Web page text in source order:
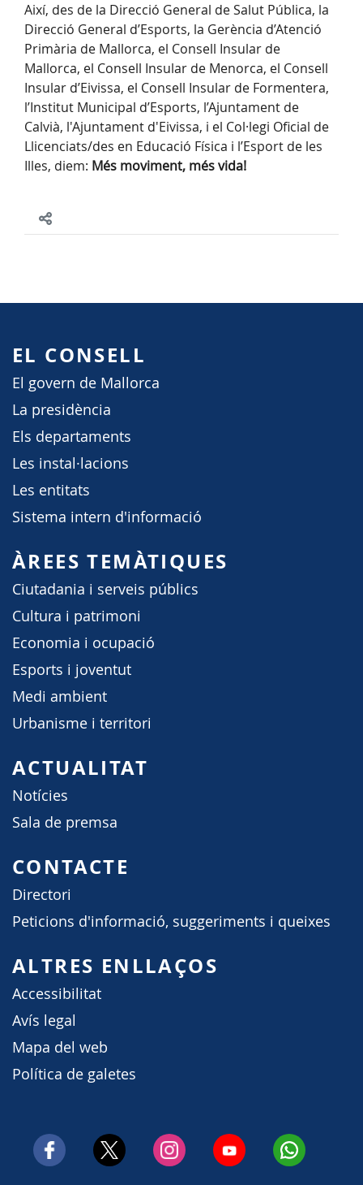
Així, des de la Direcció General de Salut Pública, la
Direcció General d’Esports, la Gerència d’Atenció
Primària de Mallorca, el Consell Insular de
Mallorca, el Consell Insular de Menorca, el Consell
Insular d’Eivissa, el Consell Insular de Formentera,
l’Institut Municipal d’Esports, l’Ajuntament de
Calvià, l'Ajuntament d'Eivissa, i el Col·legi Oficial de
Llicenciats/des en Educació Física i l’Esport de les
Illes, diem: Més moviment, més vida!
EL CONSELL
El govern de Mallorca
La presidència
Els departaments
Les instal·lacions
Les entitats
Sistema intern d'informació
ÀREES TEMÀTIQUES
Ciutadania i serveis públics
Cultura i patrimoni
Economia i ocupació
Esports i joventut
Medi ambient
Urbanisme i territori
ACTUALITAT
Notícies
Sala de premsa
CONTACTE
Directori
Peticions d'informació, suggeriments i queixes
ALTRES ENLLAÇOS
Accessibilitat
Avís legal
Mapa del web
Política de galetes